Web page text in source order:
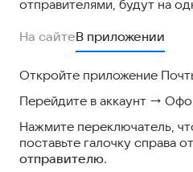
отправителями, будут на
На сайтеВ приложении
Откройте приложение
Перейдите в аккаунт →
Нажмите переключатель,
поставьте галочку справа от
отправителю.